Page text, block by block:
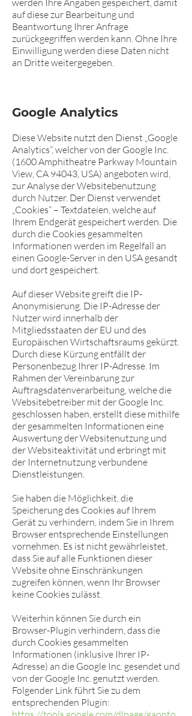
werden Ihre Angaben gespeichert, damit
auf diese zur Bearbeitung und
Beantwortung Ihrer Anfrage
zurückgegriffen werden kann. Ohne Ihre
Einwilligung werden diese Daten nicht
an Dritte weitergegeben.
Google Analytics
Diese Website nutzt den Dienst „Google
Analytics“, welcher von der Google Inc.
(1600 Amphitheatre Parkway Mountain
View, CA 94043, USA) angeboten wird,
zur Analyse der Websitebenutzung
durch Nutzer. Der Dienst verwendet
„Cookies“ – Textdateien, welche auf
Ihrem Endgerät gespeichert werden. Die
durch die Cookies gesammelten
Informationen werden im Regelfall an
einen Google-Server in den USA gesandt
und dort gespeichert.
Auf dieser Website greift die IP-
Anonymisierung. Die IP-Adresse der
Nutzer wird innerhalb der
Mitgliedsstaaten der EU und des
Europäischen Wirtschaftsraums gekürzt.
Durch diese Kürzung entfällt der
Personenbezug Ihrer IP-Adresse. Im
Rahmen der Vereinbarung zur
Auftragsdatenverarbeitung, welche die
Websitebetreiber mit der Google Inc.
geschlossen haben, erstellt diese mithilfe
der gesammelten Informationen eine
Auswertung der Websitenutzung und
der Websiteaktivität und erbringt mit
der Internetnutzung verbundene
Dienstleistungen.
Sie haben die Möglichkeit, die
Speicherung des Cookies auf Ihrem
Gerät zu verhindern, indem Sie in Ihrem
Browser entsprechende Einstellungen
vornehmen. Es ist nicht gewährleistet,
dass Sie auf alle Funktionen dieser
Website ohne Einschränkungen
zugreifen können, wenn Ihr Browser
keine Cookies zulässt.
Weiterhin können Sie durch ein
Browser-Plugin verhindern, dass die
durch Cookies gesammelten
Informationen (inklusive Ihrer IP-
Adresse) an die Google Inc. gesendet und
von der Google Inc. genutzt werden.
Folgender Link führt Sie zu dem
entsprechenden Plugin: